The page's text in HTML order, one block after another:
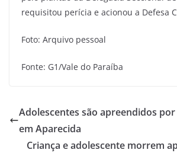
requisitou perícia e acionou a Defesa
Foto: Arquivo pessoal
Fonte: G1/Vale do Paraíba
Adolescentes são apreendidos
em Aparecida
Criança e adolescente morrem